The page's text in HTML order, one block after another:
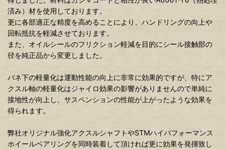
済み）材を使用しております。
更に各部適正な精度を高めることにより、ハンドリングの向上や
回転抵抗を軽減させております。
また、オイルシールのフリクション軽減を目的にシール接触部の
径を純正品から変更しました。
バネ下の軽量化は運動性能の向上に非常に効果的ですが、特にア
クスル軸の軽量化はジャイロ効果の影響がありませんので単純に
接地性が向上し、サスペンションの性能が上がったような効果を
得られます。
弊社オリジナル強化アクスルシャフトやSTMハイパフォーマンス
ホイールベアリングを同時装着して頂ければ更に効果を発揮致し